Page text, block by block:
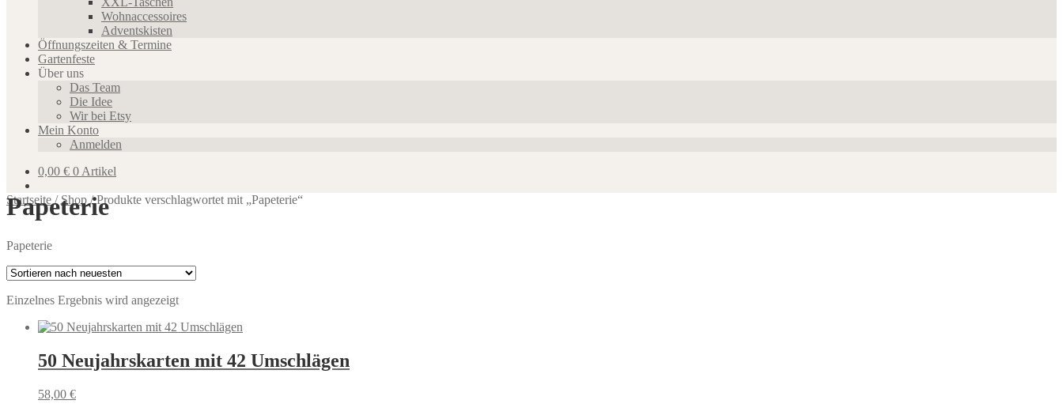
Wohnaccessoires
Adventskisten
Öffnungszeiten & Termine
Gartenfeste
Über uns
Das Team
Die Idee
Wir bei Etsy
Mein Konto
Anmelden
0,00 € 0 Artikel
Startseite / Shop /Produkte verschlagwortet mit „Papeterie“
Papeterie
Papeterie
Einzelnes Ergebnis wird angezeigt
50 Neujahrskarten mit 42 Umschlägen
58,00 €